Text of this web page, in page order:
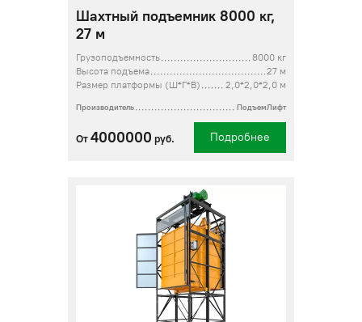
Шахтный подъемник 8000 кг,
27 м
Грузоподъемность
8000 кг
Высота подъема
27 м
Размер платформы (Ш*Г*В)
2,0*2,0*2,0 м
Производитель ПодъемЛифт
От 4000000 руб. Подробнее